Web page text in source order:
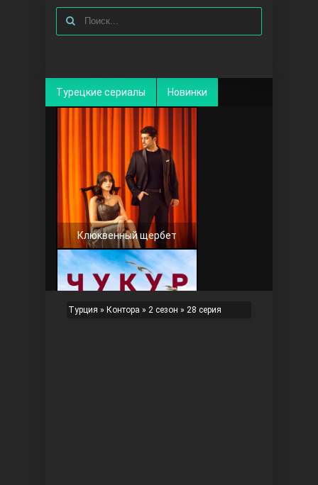
Турецкие сериалы Новинки
Клюквенный щербет
Турция » Контора » 2 сезон » 28 серия